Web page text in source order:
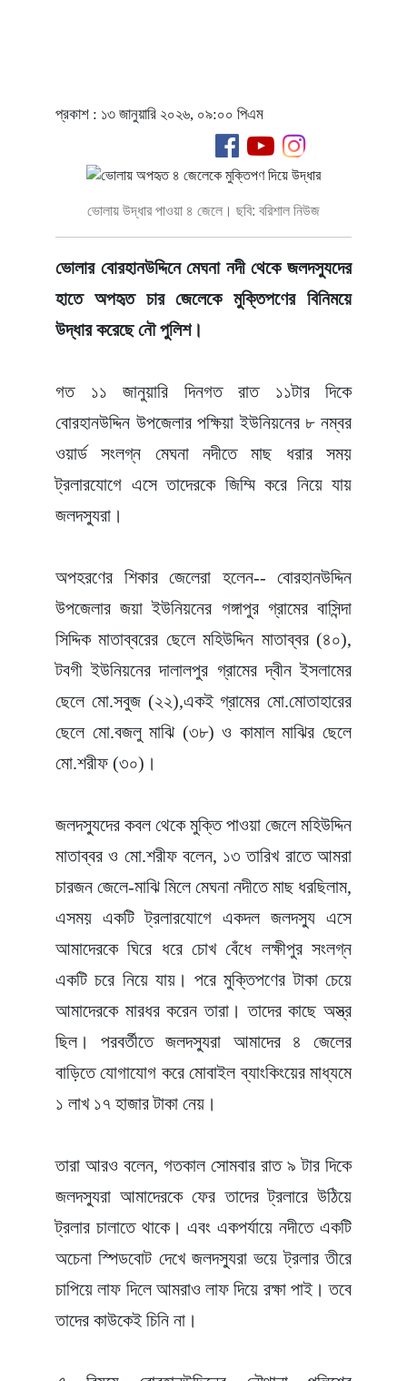
প্রকাশ : ১৩ জানুয়ারি ২০২৬, ০৯:০০ পিএম
ভোলায় উদ্ধার পাওয়া ৪ জেলে। ছবি: বরিশাল নিউজ
ভোলার বোরহানউদ্দিনে মেঘনা নদী থেকে জলদস্যুদের
হাতে অপহৃত চার জেলেকে মুক্তিপণের বিনিময়ে
উদ্ধার করেছে নৌ পুলিশ।
গত ১১ জানুয়ারি দিনগত রাত ১১টার দিকে
বোরহানউদ্দিন উপজেলার পক্ষিয়া ইউনিয়নের ৮ নম্বর
ওয়ার্ড সংলগ্ন মেঘনা নদীতে মাছ ধরার সময়
ট্রলারযোগে এসে তাদেরকে জিম্মি করে নিয়ে যায়
জলদস্যুরা।
অপহরণের শিকার জেলেরা হলেন-- বোরহানউদ্দিন
উপজেলার জয়া ইউনিয়নের গঙ্গাপুর গ্রামের বাসিন্দা
সিদ্দিক মাতাব্বরের ছেলে মহিউদ্দিন মাতাব্বর (৪০),
টবগী ইউনিয়নের দালালপুর গ্রামের দ্বীন ইসলামের
ছেলে মো.সবুজ (২২),একই গ্রামের মো.মোতাহারের
ছেলে মো.বজলু মাঝি (৩৮) ও কামাল মাঝির ছেলে
মো.শরীফ (৩০)।
জলদস্যুদের কবল থেকে মুক্তি পাওয়া জেলে মহিউদ্দিন
মাতাব্বর ও মো.শরীফ বলেন, ১৩ তারিখ রাতে আমরা
চারজন জেলে-মাঝি মিলে মেঘনা নদীতে মাছ ধরছিলাম,
এসময় একটি ট্রলারযোগে একদল জলদস্যু এসে
আমাদেরকে ঘিরে ধরে চোখ বেঁধে লক্ষীপুর সংলগ্ন
একটি চরে নিয়ে যায়। পরে মুক্তিপণের টাকা চেয়ে
আমাদেরকে মারধর করেন তারা। তাদের কাছে অস্ত্র
ছিল। পরবর্তীতে জলদস্যুরা আমাদের ৪ জেলের
বাড়িতে যোগাযোগ করে মোবাইল ব্যাংকিংয়ের মাধ্যমে
১ লাখ ১৭ হাজার টাকা নেয়।
তারা আরও বলেন, গতকাল সোমবার রাত ৯ টার দিকে
জলদস্যুরা আমাদেরকে ফের তাদের ট্রলারে উঠিয়ে
ট্রলার চালাতে থাকে। এবং একপর্যায়ে নদীতে একটি
অচেনা স্পিডবোট দেখে জলদস্যুরা ভয়ে ট্রলার তীরে
চাপিয়ে লাফ দিলে আমরাও লাফ দিয়ে রক্ষা পাই। তবে
তাদের কাউকেই চিনি না।